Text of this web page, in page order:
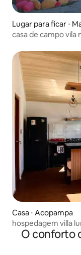
Lugar para ficar ⋅
casa de campo vila
Casa ⋅ Acopampa
hospedagem villa
O conforto